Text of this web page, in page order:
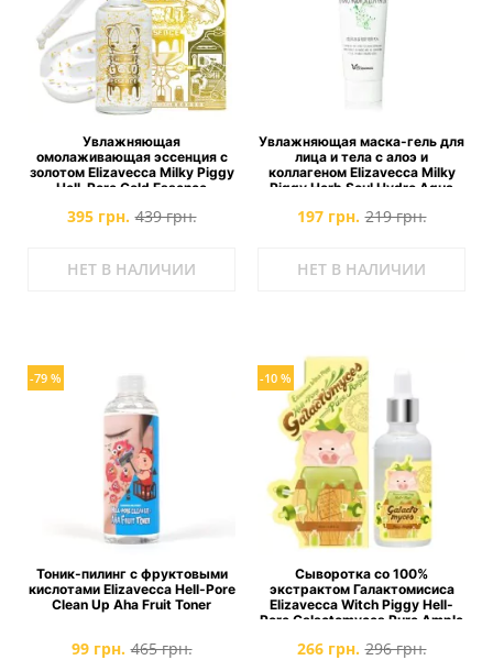
Увлажняющая
омолаживающая эссенция с
золотом Elizavecca Milky Piggy
Hell-Pore Gold Essence
395 грн. 439 грн.
НЕТ В НАЛИЧИИ
Увлажняющая маска-гель для
лица и тела с алоэ и
коллагеном Elizavecca Milky
Piggy Herb Soul Hydro Aqua
197 грн. 219 грн.
НЕТ В НАЛИЧИИ
-79 %
Тоник-пилинг с фруктовыми
кислотами Elizavecca Hell-Pore
Clean Up Aha Fruit Toner
99 грн. 465 грн.
-10 %
Сыворотка со 100%
экстрактом Галактомисиса
Elizavecca Witch Piggy Hell-
Pore Galactomyces Pure Ample
266 грн. 296 грн.